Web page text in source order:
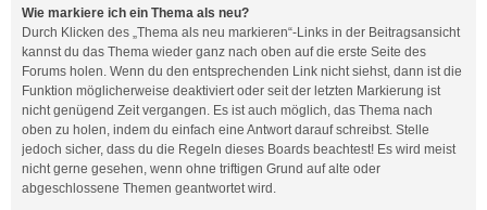
Wie markiere ich ein Thema als neu?
Durch Klicken des „Thema als neu markieren“-Links in der Beitragsansicht
kannst du das Thema wieder ganz nach oben auf die erste Seite des
Forums holen. Wenn du den entsprechenden Link nicht siehst, dann ist die
Funktion möglicherweise deaktiviert oder seit der letzten Markierung ist
nicht genügend Zeit vergangen. Es ist auch möglich, das Thema nach
oben zu holen, indem du einfach eine Antwort darauf schreibst. Stelle
jedoch sicher, dass du die Regeln dieses Boards beachtest! Es wird meist
nicht gerne gesehen, wenn ohne triftigen Grund auf alte oder
abgeschlossene Themen geantwortet wird.